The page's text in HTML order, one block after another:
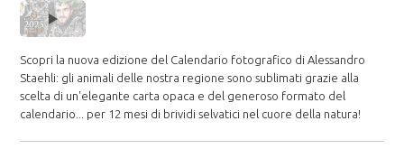
Scopri la nuova edizione del Calendario fotografico di Alessandro
Staehli: gli animali delle nostra regione sono sublimati grazie alla
scelta di un'elegante carta opaca e del generoso formato del
calendario... per 12 mesi di brividi selvatici nel cuore della natura!